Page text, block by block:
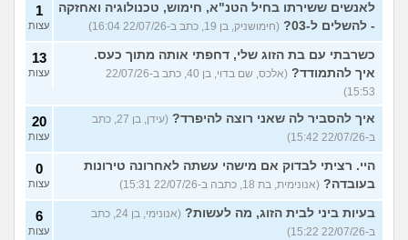
לאנשים ששירתו בחיל הטנ"א, חימוש, טכנולוגיה ואחזקה
- להשלים ל-03?
(חימושניק, בן 19, כתב ב-22/07/26 16:04)
1
עצות
כשרבתי עם בת הזוג שלי, דחפתי אותה מתוך כעס.
איך להתמודד?
(אלכס, שם בדוי, בן 40, כתב ב-22/07/26
15:53)
13
עצות
איך להסביר לה שאני רוצה להיפרד?
(עידן, בן 27, כתב
ב-22/07/26 15:42)
20
עצות
היי. רציתי לבדוק אם מישהי עשתה לאחרונה טירונות
בעובדה? (אנונימית, בת 18, כתבה ב-22/07/26 15:31)
0
עצות
בעיות ביני לבית הזוג, מה לעשות?
(אנונימי, בן 24, כתב
ב-22/07/26 15:22)
6
עצות